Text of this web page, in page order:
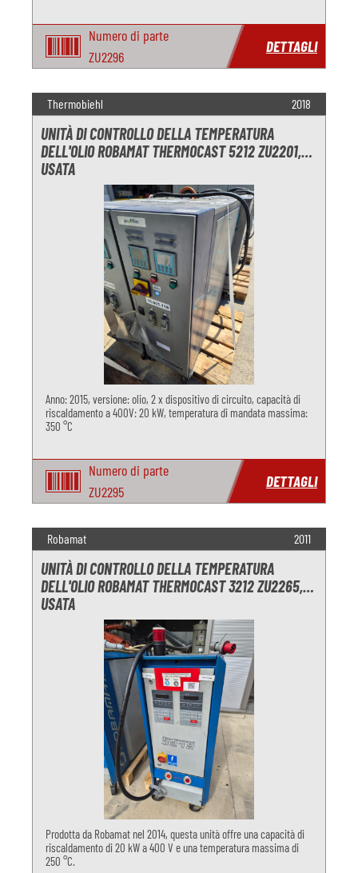
Numero di parte
ZU2296
DETTAGLI
Thermobiehl 2018
UNITÀ DI CONTROLLO DELLA TEMPERATURA
DELL'OLIO ROBAMAT THERMOCAST 5212 ZU2201,
USATA
Anno: 2015, versione: olio, 2 x dispositivo di circuito, capacità di
riscaldamento a 400V: 20 kW, temperatura di mandata massima:
350 °C
Numero di parte
ZU2295
DETTAGLI
Robamat 2011
UNITÀ DI CONTROLLO DELLA TEMPERATURA
DELL'OLIO ROBAMAT THERMOCAST 3212 ZU2265,
USATA
Prodotta da Robamat nel 2014, questa unità offre una capacità di
riscaldamento di 20 kW a 400 V e una temperatura massima di
250 °C.